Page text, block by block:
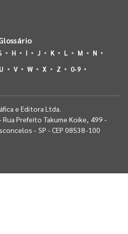
H I J K L M
N
U V W X Z 0-9
e Editora Ltda.
Prefeito Takume Koike, 499 -
- SP - CEP 08538-100